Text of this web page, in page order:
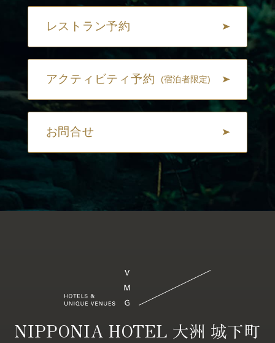
レストラン予約
アクティビティ予約 (宿泊者限定)
お問合せ
NIPPONIA HOTEL 大洲 城下町